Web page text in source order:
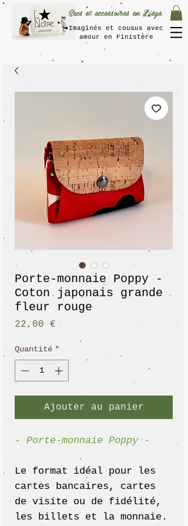
Imaginés et cousus avec
amour en Finistère
Sacs et accessoires en Liège
Porte-monnaie Poppy -
Coton japonais grande
fleur rouge
22,00 € Prix
Quantité *
Ajouter au panier
- Porte-monnaie Poppy -
Le format idéal pour les
cartes bancaires, cartes
de visite ou de fidélité,
les billets et la monnaie.